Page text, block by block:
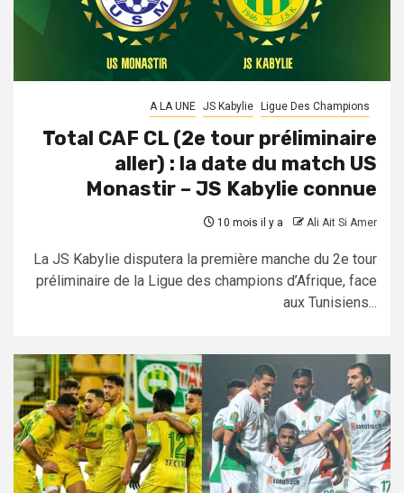
A LA UNE JS Kabylie Ligue Des Champions
Total CAF CL (2e tour préliminaire
aller) : la date du match US
Monastir – JS Kabylie connue
10 mois il y a Ali Ait Si Amer
La JS Kabylie disputera la première manche du 2e tour
préliminaire de la Ligue des champions d’Afrique, face
aux Tunisiens...